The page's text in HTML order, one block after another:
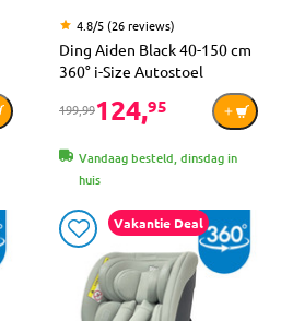
4.8/5 (26 reviews)
Ding Aiden Black 40-150 cm
360° i-Size Autostoel
199,99124,95
Vandaag besteld, dinsdag in
huis
Vakantie Deal